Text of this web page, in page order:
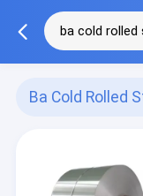
Ba Cold Rolled